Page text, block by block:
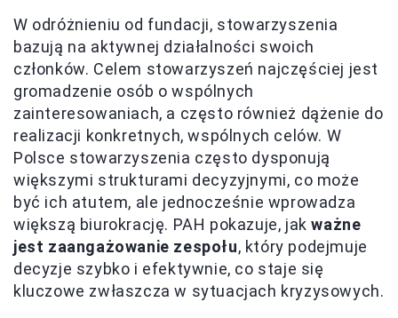
W odróżnieniu od fundacji, stowarzyszenia
bazują na aktywnej działalności swoich
członków. Celem stowarzyszeń najczęściej jest
gromadzenie osób o wspólnych
zainteresowaniach, a często również dążenie do
realizacji konkretnych, wspólnych celów. W
Polsce stowarzyszenia często dysponują
większymi strukturami decyzyjnymi, co może
być ich atutem, ale jednocześnie wprowadza
większą biurokrację. PAH pokazuje, jak ważne
jest zaangażowanie zespołu, który podejmuje
decyzje szybko i efektywnie, co staje się
kluczowe zwłaszcza w sytuacjach kryzysowych.